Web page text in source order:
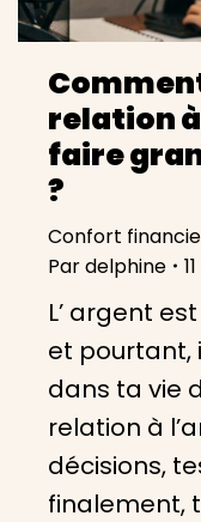
relation
faire
?
Confort
Pardelphine
L’ argent
et pourtant,
dans ta vie
relation à
décisions,
finalement,